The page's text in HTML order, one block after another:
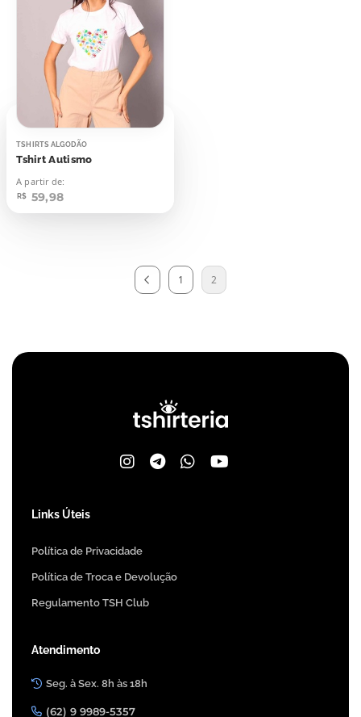
TSHIRTS ALGODÃO
Tshirt Autismo
A partir de:
R$ 59,98
1 2
Links Úteis
Política de Privacidade
Política de Troca e Devolução
Regulamento TSH Club
Atendimento
Seg. à Sex. 8h às 18h
(62) 9 9989-5357